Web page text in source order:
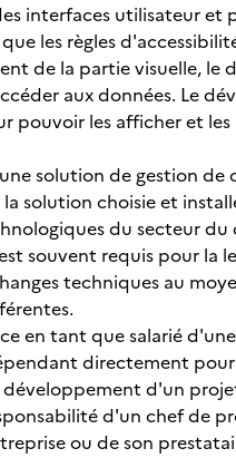
interfaces utilisateur
les règles
de la partie visuelle,
aux données. Le
pouvoir les afficher et
solution de gestion
solution choisie et
du secteur
souvent requis pour
techniques au
en tant que salarié
directement
développement d'un
d'un chef de
ou de son